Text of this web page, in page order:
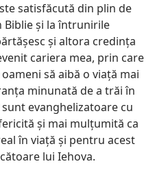
satisfăcută din plin de
Biblie şi la întrunirile
şi altora credinţa
cariera mea, prin care
să aibă o viaţă mai
minunată de a trăi în
evanghelizatoare cu
şi mai mulţumită ca
în viaţă şi pentru acest
lui Iehova.